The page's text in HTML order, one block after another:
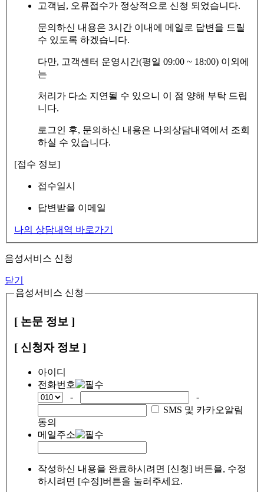
고객님, 오류접수가 정상적으로 신청 되었습니다.
문의하신 내용은 3시간 이내에 메일로 답변을 드릴
수 있도록 하겠습니다.
다만, 고객센터 운영시간(평일 09:00 ~ 18:00) 이외에
는
처리가 다소 지연될 수 있으니 이 점 양해 부탁 드립
니다.
로그인 후, 문의하신 내용은 나의상담내역에서 조회
하실 수 있습니다.
[접수 정보]
접수일시
답변받을 이메일
나의 상담내역 바로가기
음성서비스 신청
닫기
음성서비스 신청
[ 논문 정보 ]
[ 신청자 정보 ]
아이디
전화번호
-
-
SMS 및 카카오알림
동의
메일주소
작성하신 내용을 완료하시려면 [신청] 버튼을, 수정
하시려면 [수정]버튼을 눌러주세요.